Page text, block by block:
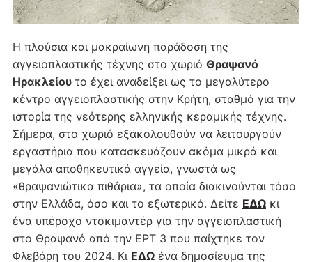
Η πλούσια και μακραίωνη παράδοση της
αγγειοπλαστικής τέχνης στο χωριό Θραψανό
Ηρακλείου το έχει αναδείξει ως το μεγαλύτερο
κέντρο αγγειοπλαστικής στην Κρήτη, σταθμό για την
ιστορία της νεότερης ελληνικής κεραμικής τέχνης.
Σήμερα, στο χωριό εξακολουθούν να λειτουργούν
εργαστήρια που κατασκευάζουν ακόμα μικρά και
μεγάλα αποθηκευτικά αγγεία, γνωστά ως
«θραψανιώτικα πιθάρια», τα οποία διακινούνται τόσο
στην Ελλάδα, όσο και το εξωτερικό. Δείτε ΕΔΩκι
ένα υπέροχο ντοκιμαντέρ για την αγγειοπλαστική
στο Θραψανό από την ΕΡΤ 3 που παίχτηκε τον
Φλεβάρη του 2024. Κι ΕΔΩένα δημοσίευμα της